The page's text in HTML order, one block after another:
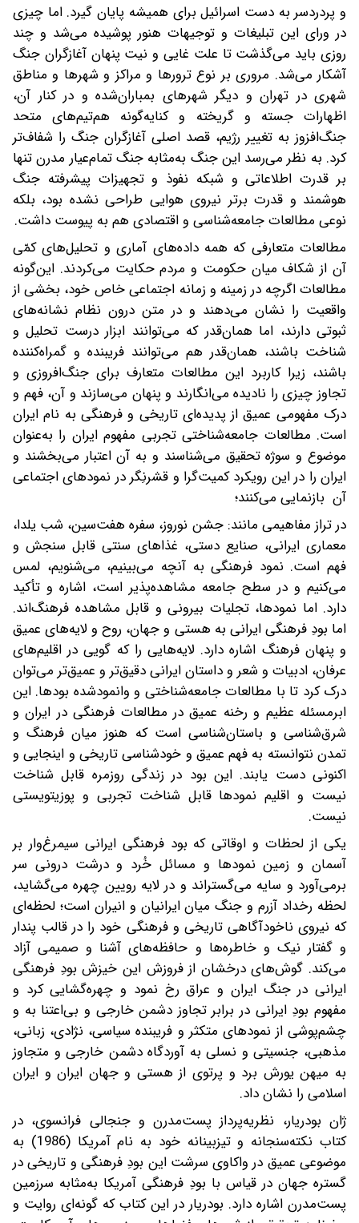
و پردردسر به دست اسرائیل برای همیشه پایان گیرد. اما چیزی
در ورای این تبلیغات و توجیهات هنور پوشیده می‌شد و چند
روزی باید می‌گذشت تا علت غایی و نیت پنهان آغازگران جنگ
آشکار می‌شد. مروری بر نوع ترورها و مراکز و شهرها و مناطق
شهری در تهران و دیگر شهرهای بمباران‌شده و در کنار آن،
اظهارات جسته و گریخته و کنایه‌گونه هم‌تیم‌های متحد
جنگ‌افزوز به تغییر رژیم، قصد اصلی آغازگران جنگ را شفاف‌تر
کرد. به نظر می‌رسد این جنگ به‌مثابه جنگ تمام‌عیار مدرن تنها
بر قدرت اطلاعاتی و شبکه نفوذ و تجهیزات پیشرفته جنگ
هوشمند و قدرت برتر نیروی هوایی طراحی نشده بود، بلکه
نوعی مطالعات جامعه‌شناسی و اقتصادی هم به پیوست داشت.
مطالعات متعارفی که همه داده‌های آماری و تحلیل‌های کمّی
آن از شکاف میان حکومت و مردم حکایت می‌کردند. این‌گونه
مطالعات اگرچه در زمینه و زمانه اجتماعی خاص خود، بخشی از
واقعیت را نشان می‌دهند و در متن درون نظام نشانه‌های
ثبوتی دارند، اما همان‌قدر که می‌توانند ابزار درست تحلیل و
شناخت باشند، همان‌قدر هم می‌توانند فریبنده و گمراه‌کننده
باشند، زیرا کاربرد این مطالعات متعارف برای جنگ‌افروزی و
تجاوز چیزی را نادیده می‌انگارند و پنهان می‌سازند و آن، فهم و
درک مفهومی عمیق از پدیده‌ای تاریخی و فرهنگی به نام ایران
است. مطالعات جامعه‌شناختی تجربی مفهوم ایران را به‌عنوان
موضوع و سوژه تحقیق می‌شناسند و به آن اعتبار می‌بخشند و
ایران را در این رویکرد کمیت‌گرا و قشرنِگر در نمودهای اجتماعی
آن بازنمایی می‌کنند؛
در تراز مفاهیمی مانند: جشن نوروز، سفره هفت‌سین، شب یلدا،
معماری ایرانی، صنایع دستی، غذاهای سنتی قابل سنجش و
فهم است. نمود فرهنگی به آنچه می‌بینیم، می‌شنویم، لمس
می‌کنیم و در سطح جامعه مشاهده‌پذیر است، اشاره و تأکید
دارد. اما نمودها، تجلیات بیرونی و قابل مشاهده فرهنگ‌اند.
اما بودِ فرهنگی ایرانی به هستی و جهان، روح و لایه‌های عمیق
و پنهان فرهنگ اشاره دارد. لایه‌هایی را که گویی در اقلیم‌های
عرفان، ادبیات و شعر و داستان ایرانی دقیق‌تر و عمیق‌تر می‌توان
درک کرد تا با مطالعات جامعه‌شناختی و وانمودشده بودها. این
ابرمسئله عظیم و رخنه عمیق در مطالعات فرهنگی در ایران و
شرق‌شناسی و باستان‌شناسی است که هنوز میان فرهنگ و
تمدن نتوانسته به فهم عمیق و خودشناسی تاریخی و اینجایی و
اکنونی دست یابند. این بود در زندگی روزمره قابل شناخت
نیست و اقلیم نمودها قابل شناخت تجربی و پوزیتویستی
نیست.
یکی از لحظات و اوقاتی که بود فرهنگی ایرانی سیمرغ‌وار بر
آسمان و زمین نمودها و مسائل خُرد و درشت درونی سر
برمی‌آورد و سایه می‌گستراند و در لایه رویین چهره می‌گشاید،
لحظه رخداد آزرم و جنگ میان ایرانیان و انیران است؛ لحظه‌ای
که نیروی ناخودآگاهی تاریخی و فرهنگی خود را در قالب پندار
و گفتار نیک و خاطره‌ها و حافظه‌های آشنا و صمیمی آزاد
می‌کند. گوش‌های درخشان از فروزش این خیزش بودِ فرهنگی
ایرانی در جنگ ایران و عراق رخ نمود و چهره‌گشایی کرد و
مفهوم بودِ ایرانی در برابر تجاوز دشمن خارجی و بی‌اعتنا به و
چشم‌پوشی از نمودهای متکثر و فریبنده سیاسی، نژادی، زبانی،
مذهبی، جنسیتی و نسلی به آوردگاه دشمن خارجی و متجاوز
به میهن یورش برد و پرتوی از هستی و جهان ایران و ایران
اسلامی را نشان داد.
‌ژان بودریار، نظریه‌پرداز پست‌مدرن و جنجالی فرانسوی، در
کتاب نکته‌سنجانه و تیزبینانه خود به نام آمریکا (1986) به
موضوعی عمیق در واکاوی سرشت این بودِ فرهنگی و تاریخی در
گستره جهان در قیاس با بودِ فرهنگی آمریکا به‌مثابه سرزمین
پست‌مدرن اشاره دارد. بودریار در این کتاب که گونه‌ای روایت و